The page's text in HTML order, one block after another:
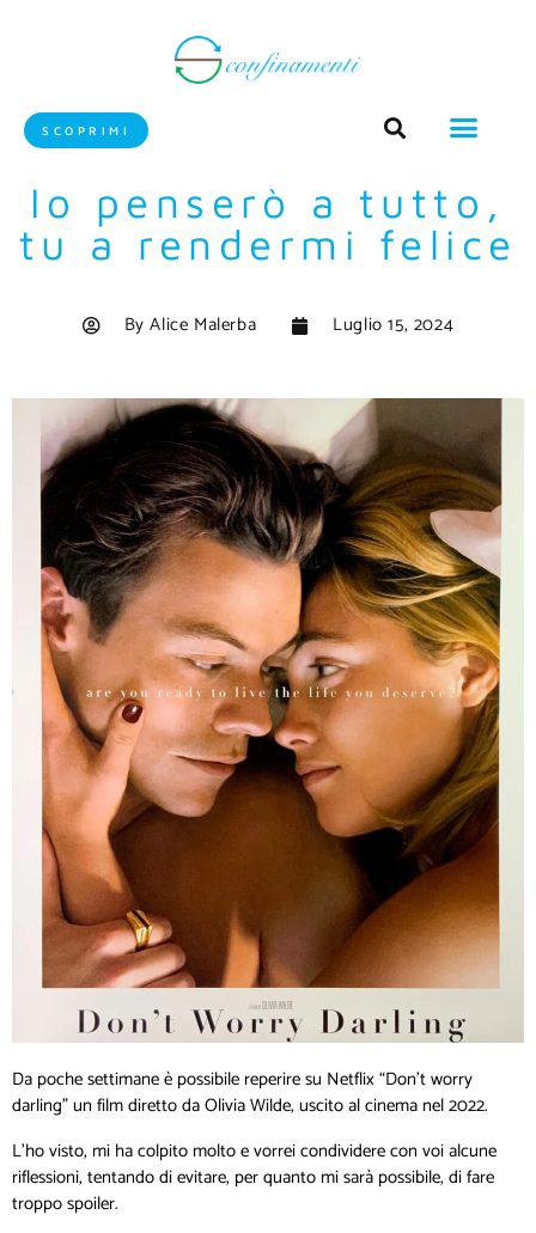
SCOPRIMI
Io penserò a tutto,
tu a rendermi felice
By Alice Malerba Luglio 15, 2024
Da poche settimane è possibile reperire su Netflix “Don’t worry
darling” un film diretto da Olivia Wilde, uscito al cinema nel 2022.
L’ho visto, mi ha colpito molto e vorrei condividere con voi alcune
riflessioni, tentando di evitare, per quanto mi sarà possibile, di fare
troppo spoiler.